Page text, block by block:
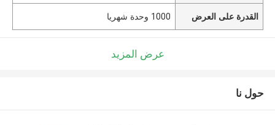
القدرة على العرض 1000 وحدة شهريا
عرض المزيد
حول نا